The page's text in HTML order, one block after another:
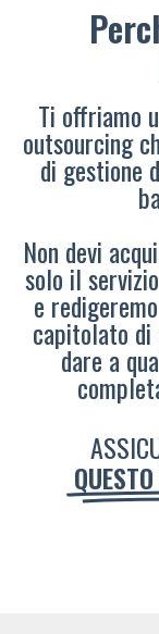
Ti offriamo
outsourcing
di gestione
Non devi
solo il
e
capitolato
dare a